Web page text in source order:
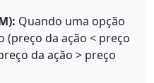
Quando uma opção
(preço da ação < preço
da ação > preço